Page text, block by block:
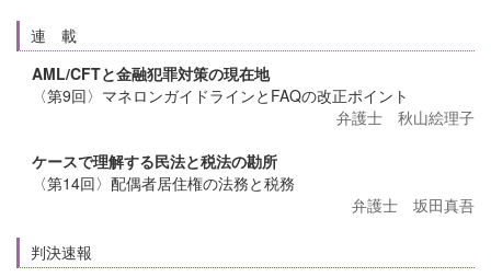
連 載
AML/CFTと金融犯罪対策の現在地
〈第9回〉マネロンガイドラインとFAQの改正ポイント
弁護士 秋山絵理子
ケースで理解する民法と税法の勘所
〈第14回〉配偶者居住権の法務と税務
弁護士 坂田真吾
判決速報